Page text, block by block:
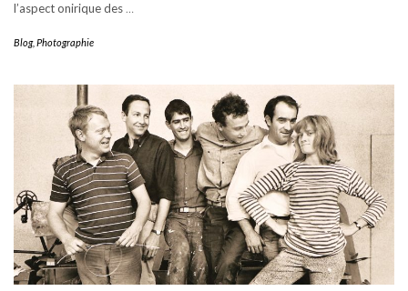
l’aspect onirique des…
Blog, Photographie